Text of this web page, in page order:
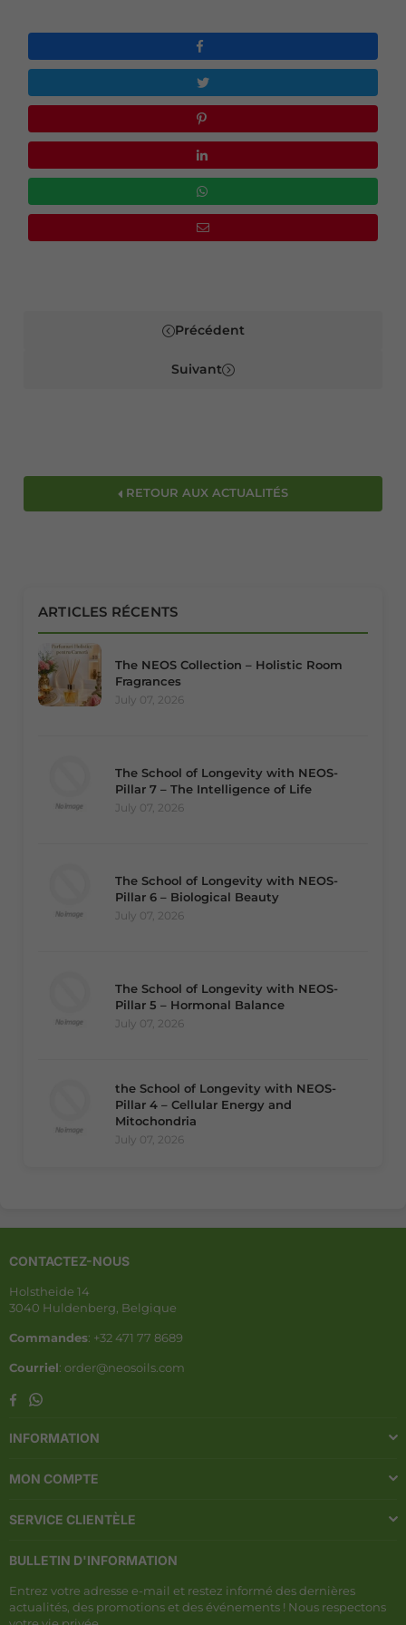
Précédent
Suivant
RETOUR AUX ACTUALITÉS
ARTICLES RÉCENTS
The NEOS Collection – Holistic Room
Fragrances
July 07, 2026
The School of Longevity with NEOS-
Pillar 7 – The Intelligence of Life
July 07, 2026
The School of Longevity with NEOS-
Pillar 6 – Biological Beauty
July 07, 2026
The School of Longevity with NEOS-
Pillar 5 – Hormonal Balance
July 07, 2026
the School of Longevity with NEOS-
Pillar 4 – Cellular Energy and
Mitochondria
July 07, 2026
CONTACTEZ-NOUS
Holstheide 14
3040 Huldenberg, Belgique
Commandes: +32 471 77 8689
Courriel: order@neosoils.com
FacebookWhatsapp
INFORMATION
MON COMPTE
SERVICE CLIENTÈLE
BULLETIN D'INFORMATION
Entrez votre adresse e-mail et restez informé des dernières
actualités, des promotions et des événements ! Nous respectons